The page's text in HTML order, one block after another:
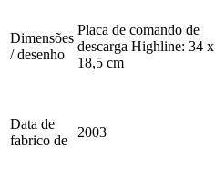
Dimensões
/ desenho
Placa de comando de
descarga Highline: 34 x
18,5 cm
Data de
fabrico de
2003